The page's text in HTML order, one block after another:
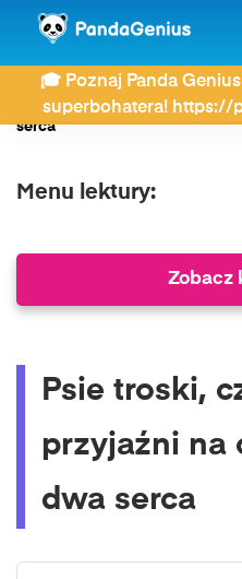
🎓 Poznaj Panda
superbohatera! https://
ZDAY Lektury Szkoła
Psie troski, czyli o wielkiej
serca
Menu lektury:
Zobacz
Psie troski,
przyjaźni na
dwa serca